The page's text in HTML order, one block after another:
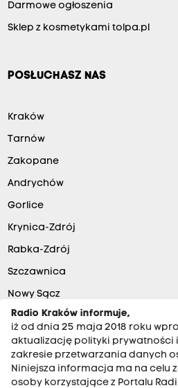
Darmowe ogłoszenia
Sklep z kosmetykami tolpa.pl
POSŁUCHASZ NAS
Kraków
Tarnów
Zakopane
Andrychów
Gorlice
Krynica-Zdrój
Rabka-Zdrój
Szczawnica
Nowy Sącz
Radio Kraków informuje,
iż od dnia 25 maja 2018 roku
aktualizację polityki prywatności
zakresie przetwarzania danych
Niniejsza informacja ma na celu
osoby korzystające z Portalu